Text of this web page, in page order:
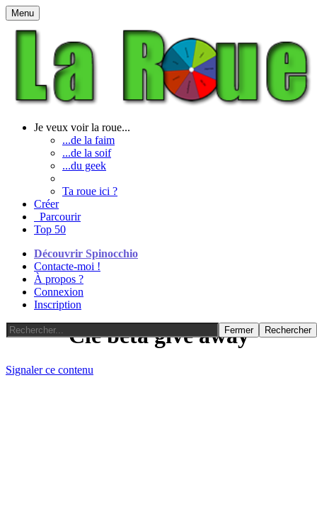
Menu
Je veux voir la roue...
...de la faim
...de la soif
...du geek
Ta roue ici ?
Créer
Parcourir
Top 50
Découvrir Spinocchio
Contacte-moi !
À propos ?
Connexion
Inscription
Fermer Rechercher
Clé beta give away
Signaler ce contenu